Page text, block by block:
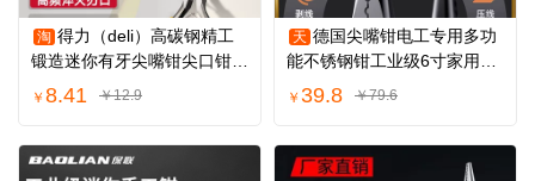
淘 得力（deli）高碳钢精工
锻造迷你有牙尖嘴钳尖口钳尖
咀钳夹持钳5
￥ 8.41 ￥12.9
天 德国尖嘴钳电工专用多功
能不锈钢钳工业级6寸家用省
力万用老虎钳
￥ 39.8 ￥79.6